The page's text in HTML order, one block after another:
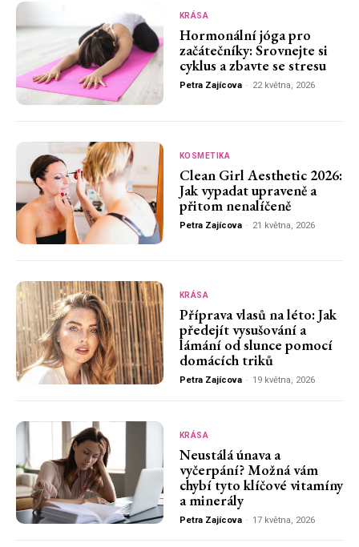
KRÁSA
Hormonální jóga pro
začátečníky: Srovnejte si
cyklus a zbavte se stresu
Petra Zajícova - 22 května, 2026
KOSMETIKA
Clean Girl Aesthetic 2026:
Jak vypadat upraveně a
přitom nenalíčeně
Petra Zajícova - 21 května, 2026
KRÁSA
Příprava vlasů na léto: Jak
předejít vysušování a
lámání od slunce pomocí
domácích triků
Petra Zajícova - 19 května, 2026
KRÁSA
Neustálá únava a
vyčerpání? Možná vám
chybí tyto klíčové vitamíny
a minerály
Petra Zajícova - 17 května, 2026